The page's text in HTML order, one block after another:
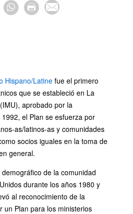
Hispano/Latine fue el primero
que se estableció en La
aprobado por la
el Plan se esfuerza por
as/latinos-as y comunidades
socios iguales en la toma de
general.
de la comunidad
durante los años 1980 y
al reconocimiento de la
un Plan para los ministerios